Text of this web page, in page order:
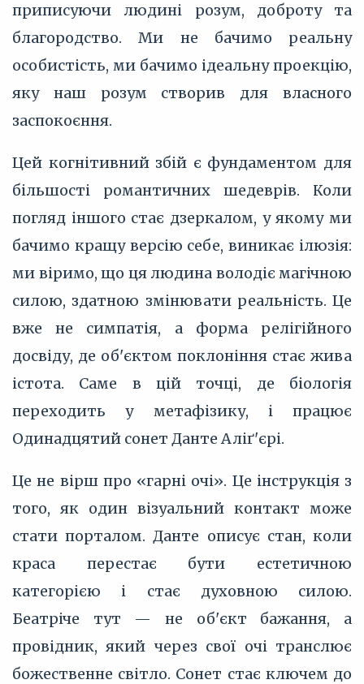
приписуючи людині розум, доброту та
благородство. Ми не бачимо реальну
особистість, ми бачимо ідеальну проекцію,
яку наш розум створив для власного
заспокоєння.
Цей когнітивний збій є фундаментом для
більшості романтичних шедеврів. Коли
погляд іншого стає дзеркалом, у якому ми
бачимо кращу версію себе, виникає ілюзія:
ми віримо, що ця людина володіє магічною
силою, здатною змінювати реальність. Це
вже не симпатія, а форма релігійного
досвіду, де об'єктом поклоніння стає жива
істота. Саме в цій точці, де біологія
переходить у метафізику, і працює
Одинадцятий сонет Данте Аліґ'єрі.
Це не вірш про «гарні очі». Це інструкція з
того, як один візуальний контакт може
стати порталом. Данте описує стан, коли
краса перестає бути естетичною
категорією і стає духовною силою.
Беатріче тут — не об'єкт бажання, а
провідник, який через свої очі транслює
божественне світло. Сонет стає ключем до